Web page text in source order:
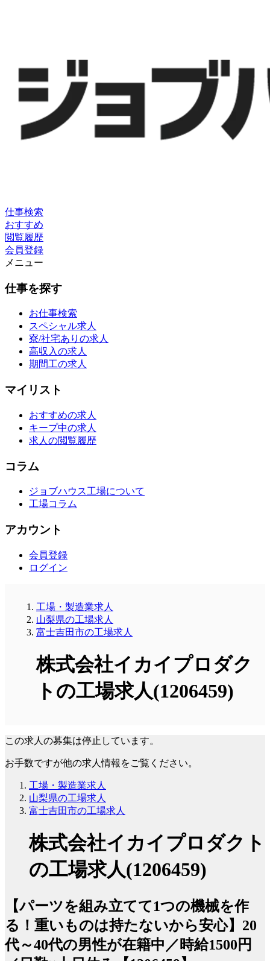
仕事検索
おすすめ
閲覧履歴
会員登録
メニュー
仕事を探す
お仕事検索
スペシャル求人
寮/社宅ありの求人
高収入の求人
期間工の求人
マイリスト
おすすめの求人
キープ中の求人
求人の閲覧履歴
コラム
ジョブハウス工場について
工場コラム
アカウント
会員登録
ログイン
工場・製造業求人
山梨県の工場求人
富士吉田市の工場求人
株式会社イカイプロダク
トの工場求人(1206459)
この求人の募集は停止しています。
お手数ですが他の求人情報をご覧ください。
工場・製造業求人
山梨県の工場求人
富士吉田市の工場求人
株式会社イカイプロダクト
の工場求人(1206459)
【パーツを組み立てて1つの機械を作
る！重いものは持たないから安心】20
代～40代の男性が在籍中／時給1500円